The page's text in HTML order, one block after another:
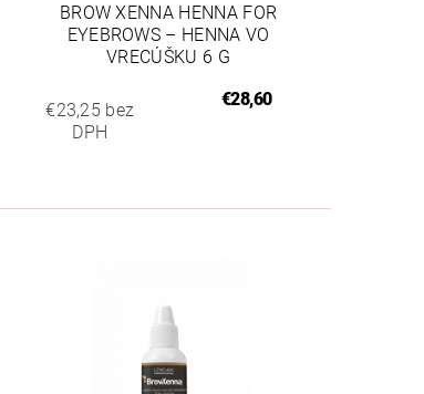
BROW XENNA HENNA FOR
EYEBROWS – HENNA VO
VRECÚŠKU 6 G
€23,25 bez
DPH
€28,60